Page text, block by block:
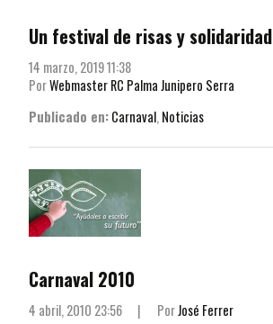
Un festival de risas y solidaridad
14 marzo, 2019 11:38
PorWebmaster RC Palma Junipero Serra
Publicado en:Carnaval, Noticias
Carnaval 2010
4 abril, 2010 23:56 | PorJosé Ferrer